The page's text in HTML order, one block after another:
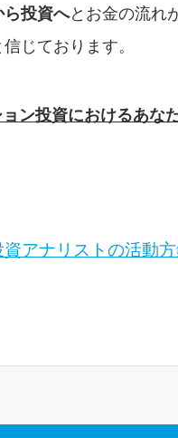
ら投資へとお金の流れ
じております。
ン投資におけるあな
アナリストの活動